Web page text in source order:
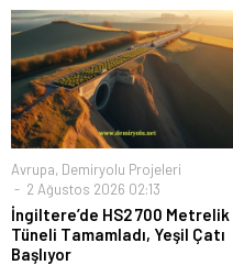
Avrupa, Demiryolu Projeleri
2 Ağustos 2026 02:13
İngiltere’de HS2 700 Metrelik
Tüneli Tamamladı, Yeşil Çatı
Başlıyor